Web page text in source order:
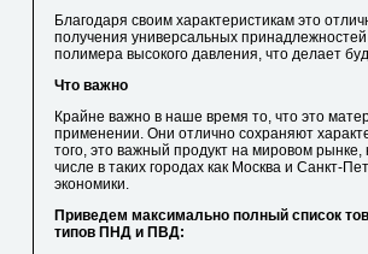
Благодаря своим характеристикам это
получения универсальных
полимера высокого давления, что делает
Что важно
Крайне важно в наше время то, что это
применении. Они отлично сохраняют
того, это важный продукт на мировом
числе в таких городах как Москва и Санкт-
экономики.
Приведем максимально полный список
типов ПНД и ПВД: